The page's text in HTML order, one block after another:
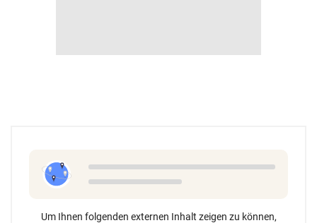
Um Ihnen folgenden externen Inhalt zeigen zu können,